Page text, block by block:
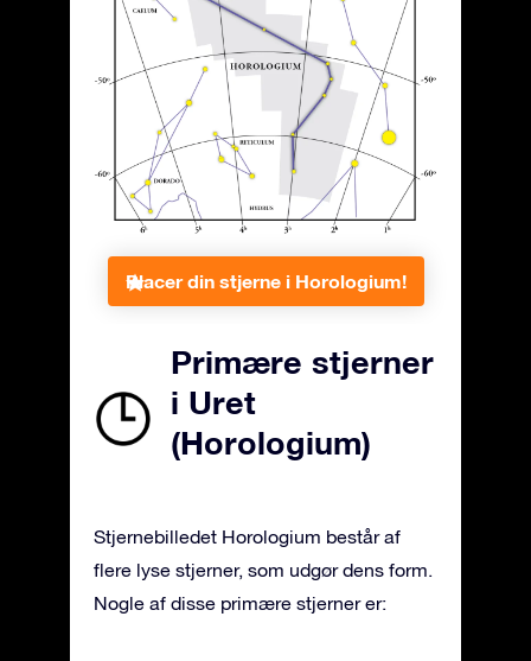
Placer din stjerne i Horologium!
Primære stjerner
i Uret
(Horologium)
Stjernebilledet Horologium består af
flere lyse stjerner, som udgør dens form.
Nogle af disse primære stjerner er: